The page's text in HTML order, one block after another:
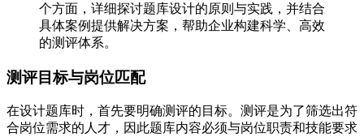
个方面，详细探讨题库设计的原则与实践，并结合
具体案例提供解决方案，帮助企业构建科学、高效
的测评体系。
测评目标与岗位匹配
在设计题库时，首先要明确测评的目标。测评是为了筛选出符
合岗位需求的人才，因此题库内容必须与岗位职责和技能要求